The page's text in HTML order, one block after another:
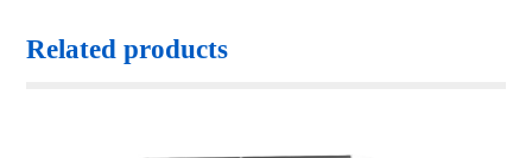
Related products